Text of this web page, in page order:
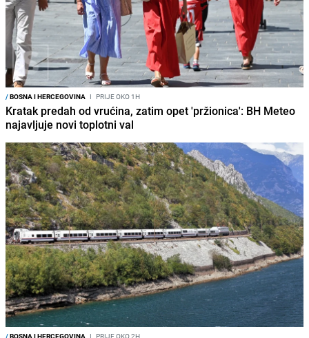
/BOSNA I HERCEGOVINA I PRIJE OKO 1H
Kratak predah od vrućina, zatim opet 'pržionica': BH Meteo
najavljuje novi toplotni val
/BOSNA I HERCEGOVINA I PRIJE OKO 2H